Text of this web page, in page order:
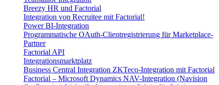
Breezy HR und Factorial
Integration von Recruitee mit Factorial!
Power BI-Integration
Programmatische OAuth-Clientregistrierung für Marketplace-
Partner
Factorial API
Integrationsmarktplatz
Business Central Integration ZKTeco-Integration mit Factorial
Factorial – Microsoft Dynamics NAV-Integration (Navision